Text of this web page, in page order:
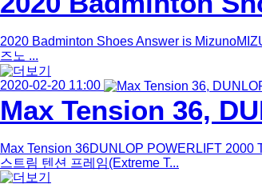
2020 Badminton Shoes Answer is
즈노 ...
2020-02-20 11:00
Max Tension 36,
Max Tension 36DUNLOP POWERLIFT 2000
스트림 텐션 프레임(Extreme T...